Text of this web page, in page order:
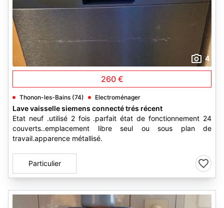
4
260 €
Thonon-les-Bains (74) Electroménager
Lave vaisselle siemens connecté trés récent
Etat neuf .utilisé 2 fois .parfait état de fonctionnement 24
couverts..emplacement libre seul ou sous plan de
travail.apparence métallisé.
Particulier